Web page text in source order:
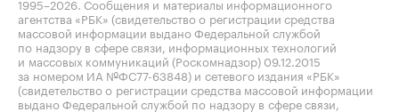
агентства «РБК» (свидетельство о регистрации средства
массовой информации выдано Федеральной службой
по надзору в сфере связи, информационных технологий
и массовых коммуникаций (Роскомнадзор) 09.12.2015
за номером ИА №ФС77-63848) и сетевого издания «РБК»
(свидетельство о регистрации средства массовой информации
выдано Федеральной службой по надзору в сфере связи,